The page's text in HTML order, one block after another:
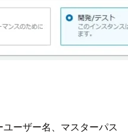
ーザー名、マスターパス